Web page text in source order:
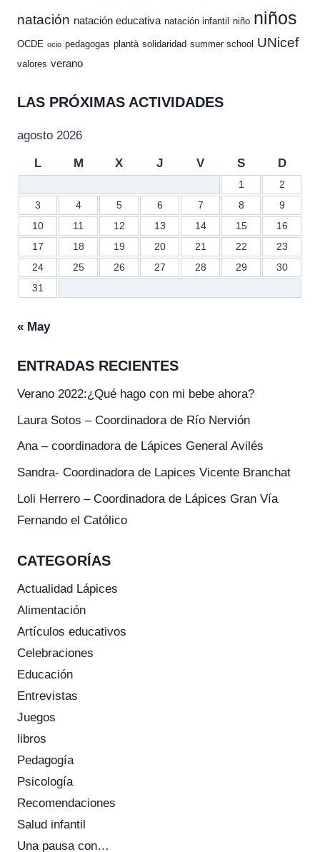
natación natación educativa natación infantil niño niños
OCDE ocio pedagogas plantà solidaridad summer school UNicef
valores verano
LAS PRÓXIMAS ACTIVIDADES
agosto 2026
L M X J V S D
1
2
3
4 5 6 7 8
9
10
11 12 13 14 15
16
17
18 19 20 21 22
23
24
25 26 27 28 29
30
31
« May
ENTRADAS RECIENTES
Verano 2022:¿Qué hago con mi bebe ahora?
Laura Sotos – Coordinadora de Río Nervión
Ana – coordinadora de Lápices General Avilés
Sandra- Coordinadora de Lapices Vicente Branchat
Loli Herrero – Coordinadora de Lápices Gran Vía
Fernando el Católico
CATEGORÍAS
Actualidad Lápices
Alimentación
Artículos educativos
Celebraciones
Educación
Entrevistas
Juegos
libros
Pedagogía
Psicología
Recomendaciones
Salud infantil
Una pausa con…